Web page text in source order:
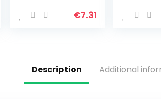
ribbels, stretchy
€7.31
Description Additional